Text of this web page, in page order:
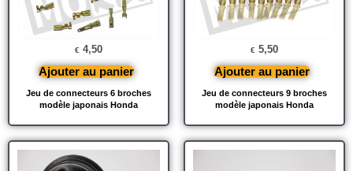
Jeu de connecteurs 6 broches
modèle japonais Honda
€ 4,50
Ajouter au panier
Jeu de connecteurs 9 broches
modèle japonais Honda
€ 5,50
Ajouter au panier